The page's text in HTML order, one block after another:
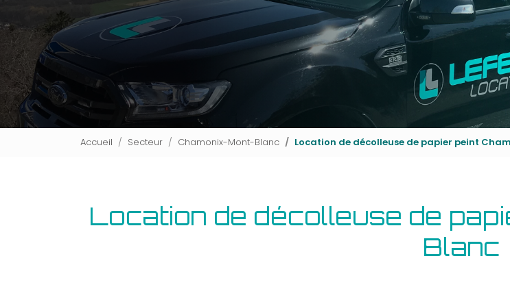
Accueil Secteur Chamonix-Mont-Blanc Location de décolleuse de papier peint
Location de décolleuse de
Blanc